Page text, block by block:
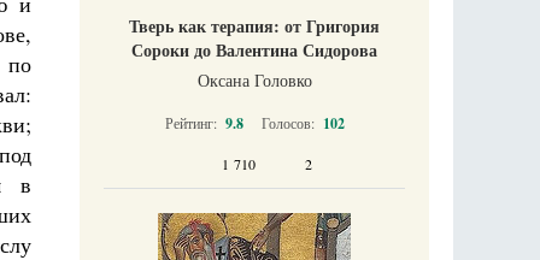
по
в
Тверь как терапия: от Григория
Сороки до Валентина Сидорова
Оксана Головко
Рейтинг: 9.8 Голосов: 102
1 710 2